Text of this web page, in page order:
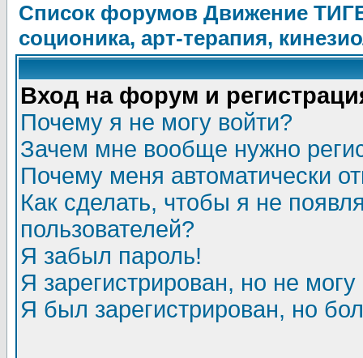
Список форумов Движение
соционика, арт-терапия,
Вход на форум и
Почему я не могу войти?
Зачем мне вообще нужно
Почему меня автоматически
Как сделать, чтобы я не
пользователей?
Я забыл пароль!
Я зарегистрирован, но не могу
Я был зарегистрирован, но